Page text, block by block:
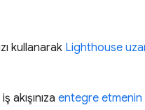
kullanarak Lighthouse
akışınıza entegre